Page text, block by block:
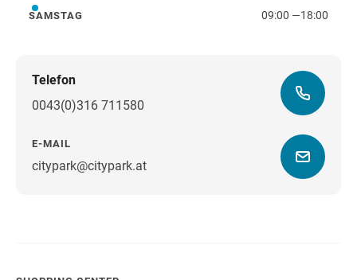
Samstag
SAMSTAG 09:00 —18:00
Telefon
0043(0)316 711580
E-MAIL
citypark@citypark.atWegbeschreibung